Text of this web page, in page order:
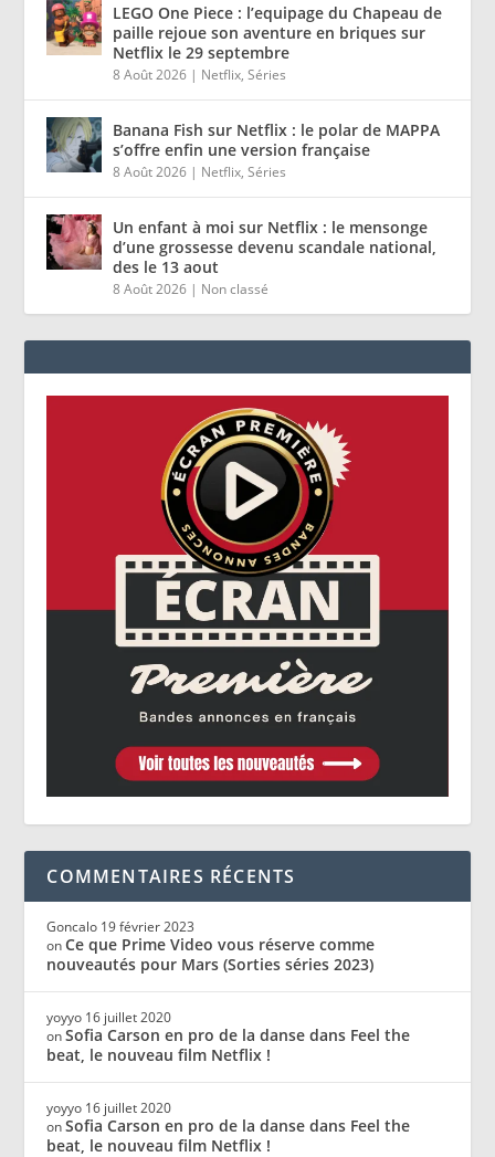
LEGO One Piece : l’equipage du Chapeau de
paille rejoue son aventure en briques sur
Netflix le 29 septembre
8 Août 2026 | Netflix,Séries
Banana Fish sur Netflix : le polar de MAPPA
s’offre enfin une version française
8 Août 2026 | Netflix,Séries
Un enfant à moi sur Netflix : le mensonge
d’une grossesse devenu scandale national,
des le 13 aout
8 Août 2026 | Non classé
COMMENTAIRES RÉCENTS
Goncalo 19 février 2023
onCe que Prime Video vous réserve comme
nouveautés pour Mars (Sorties séries 2023)
yoyyo 16 juillet 2020
onSofia Carson en pro de la danse dans Feel the
beat, le nouveau film Netflix !
yoyyo 16 juillet 2020
onSofia Carson en pro de la danse dans Feel the
beat, le nouveau film Netflix !